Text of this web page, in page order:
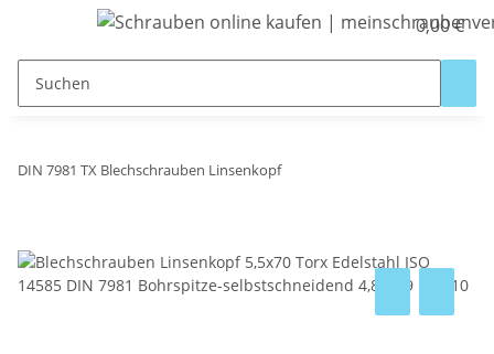
0,00 €
DIN 7981 TX Blechschrauben Linsenkopf